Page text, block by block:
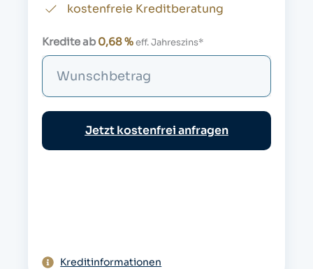
kostenfreie Kreditberatung
Kredite ab 0,68 %eff. Jahreszins*
S
c
h
Jetzt kostenfrei anfragen
Kreditinformationen